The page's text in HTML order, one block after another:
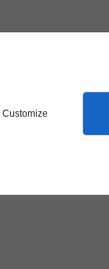
Customize